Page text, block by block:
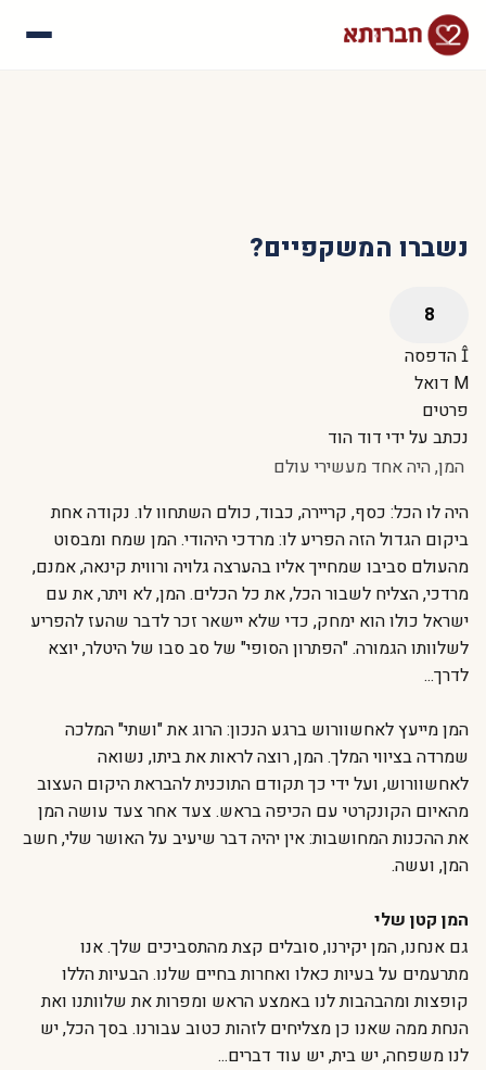
נשברו המשקפיים?
הדפסה
דואל
פרטים
נכתב על ידי דוד הוד
המן, היה אחד מעשירי עולם
היה לו הכל: כסף, קריירה, כבוד, כולם השתחוו לו. נקודה אחת
ביקום הגדול הזה הפריע לו: מרדכי היהודי. המן שמח ומבסוט
מהעולם סביבו שמחייך אליו בהערצה גלויה ורווית קינאה, אמנם,
מרדכי, הצליח לשבור הכל, את כל הכלים. המן, לא ויתר, את עם
ישראל כולו הוא ימחק, כדי שלא יישאר זכר לדבר שהעז להפריע
לשלוותו הגמורה. "הפתרון הסופי" של סב סבו של היטלר, יוצא
לדרך...
המן מייעץ לאחשוורוש ברגע הנכון: הרוג את "ושתי" המלכה
שמרדה בציווי המלך. המן, רוצה לראות את ביתו, נשואה
לאחשוורוש, ועל ידי כך תקודם התוכנית להבראת היקום העצוב
מהאיום הקונקרטי עם הכיפה בראש. צעד אחר צעד עושה המן
את ההכנות המחושבות: אין יהיה דבר שיעיב על האושר שלי, חשב
המן, ועשה.
המן קטן שלי
גם אנחנו, המן יקירנו, סובלים קצת מהתסביכים שלך. אנו
מתרעמים על בעיות כאלו ואחרות בחיים שלנו. הבעיות הללו
קופצות ומהבהבות לנו באמצע הראש ומפרות את שלוותנו ואת
הנחת ממה שאנו כן מצליחים לזהות כטוב עבורנו. בסך הכל, יש
לנו משפחה, יש בית, יש עוד דברים...